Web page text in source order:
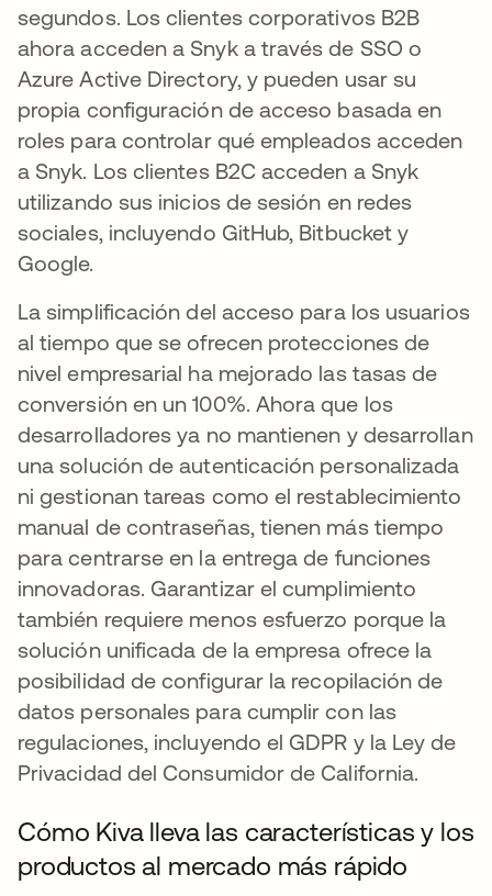
segundos. Los clientes corporativos B2B
ahora acceden a Snyk a través de SSO o
Azure Active Directory, y pueden usar su
propia configuración de acceso basada en
roles para controlar qué empleados acceden
a Snyk. Los clientes B2C acceden a Snyk
utilizando sus inicios de sesión en redes
sociales, incluyendo GitHub, Bitbucket y
Google.
La simplificación del acceso para los usuarios
al tiempo que se ofrecen protecciones de
nivel empresarial ha mejorado las tasas de
conversión en un 100%. Ahora que los
desarrolladores ya no mantienen y desarrollan
una solución de autenticación personalizada
ni gestionan tareas como el restablecimiento
manual de contraseñas, tienen más tiempo
para centrarse en la entrega de funciones
innovadoras. Garantizar el cumplimiento
también requiere menos esfuerzo porque la
solución unificada de la empresa ofrece la
posibilidad de configurar la recopilación de
datos personales para cumplir con las
regulaciones, incluyendo el GDPR y la Ley de
Privacidad del Consumidor de California.
Cómo Kiva lleva las características y los
productos al mercado más rápido